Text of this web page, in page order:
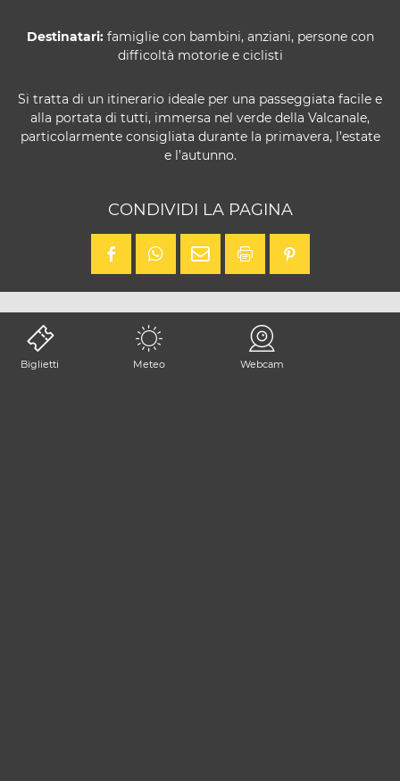
Biglietti Meteo Webcam
Destinatari:famiglie con bambini, anziani, persone con
difficoltà motorie e ciclisti
Si tratta di un itinerario ideale per una passeggiata facile e
alla portata di tutti, immersa nel verde della Valcanale,
particolarmente consigliata durante la primavera, l’estate
e l’autunno.
CONDIVIDI LA PAGINA